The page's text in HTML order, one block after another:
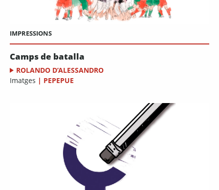
IMPRESSIONS
Camps de batalla
ROLANDO D’ALESSANDRO
Imatges | PEPEPUE